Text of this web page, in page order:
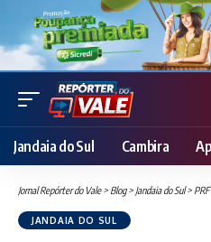
Jandaia do Sul Cambira
Jornal Repórter do Vale> Blog> Jandaia do Sul> PRF
JANDAIA DO SUL